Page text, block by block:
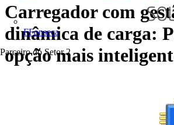
FFonseca
Parceiro do Setor 2
Carregador com
dinâmica de carga:
opção mais